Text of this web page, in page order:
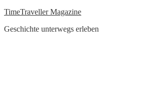
TimeTraveller Magazine
Geschichte unterwegs erleben